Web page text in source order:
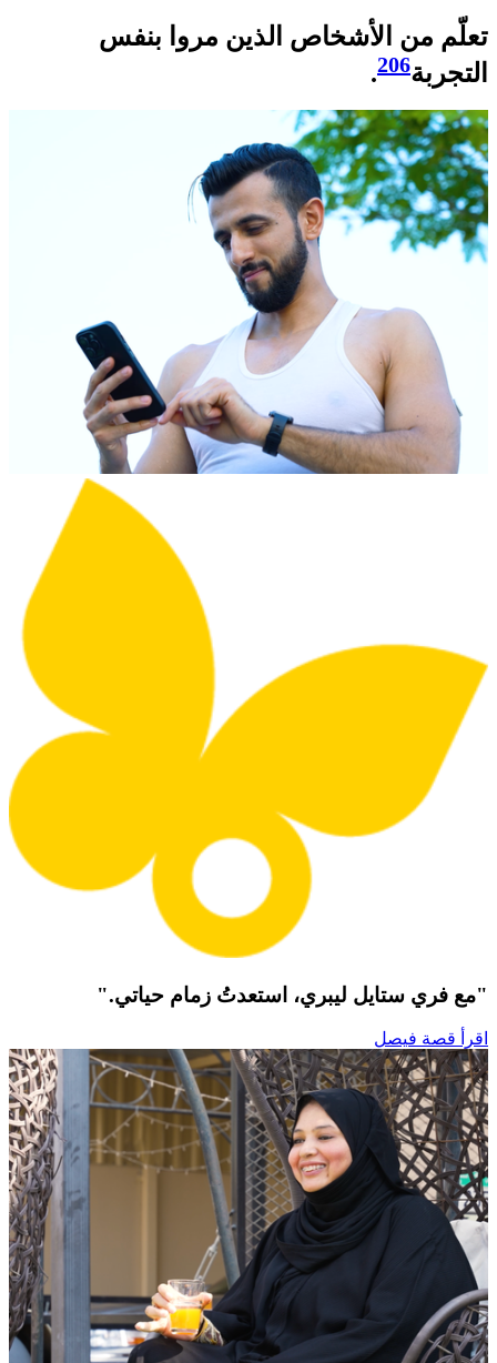
تعلّم من الأشخاص الذين مروا بنفس
التجربة206
.​
"مع فري ستايل ليبري، استعدتُ زمام حياتي."
اقرأ قصة فيصل